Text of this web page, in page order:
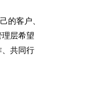
的客户、
层希望
、共同行